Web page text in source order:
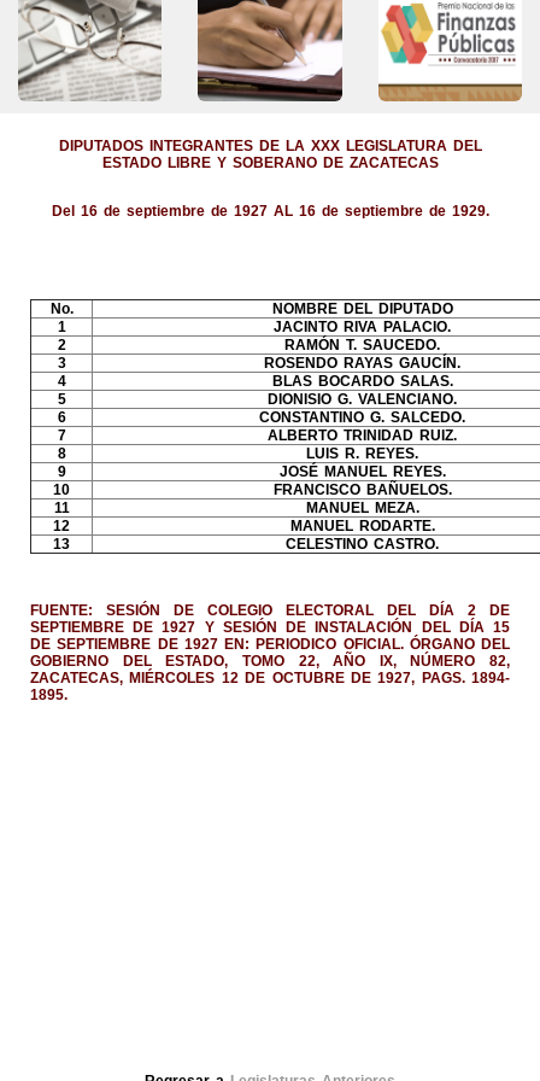
DIPUTADOS INTEGRANTES DE LA XXX LEGISLATURA DEL
ESTADO LIBRE Y SOBERANO DE ZACATECAS
Del 16 de septiembre de 1927 AL 16 de septiembre de 1929.
No.
NOMBRE DEL DIPUTADO
1
JACINTO RIVA PALACIO.
2
RAMÓN T. SAUCEDO.
3
ROSENDO RAYAS GAUCÍN.
4
BLAS BOCARDO SALAS.
5
DIONISIO G. VALENCIANO.
6
CONSTANTINO G. SALCEDO.
7
ALBERTO TRINIDAD RUIZ.
8
LUIS R. REYES.
9
JOSÉ MANUEL REYES.
10
FRANCISCO BAÑUELOS.
11
MANUEL MEZA.
12
MANUEL RODARTE.
13
CELESTINO CASTRO.
FUENTE: SESIÓN DE COLEGIO ELECTORAL DEL DÍA 2 DE
SEPTIEMBRE DE 1927 Y SESIÓN DE INSTALACIÓN DEL DÍA 15
DE SEPTIEMBRE DE 1927 EN: PERIODICO OFICIAL. ÓRGANO DEL
GOBIERNO DEL ESTADO, TOMO 22, AÑO IX, NÚMERO 82,
ZACATECAS, MIÉRCOLES 12 DE OCTUBRE DE 1927, PAGS. 1894-
1895.